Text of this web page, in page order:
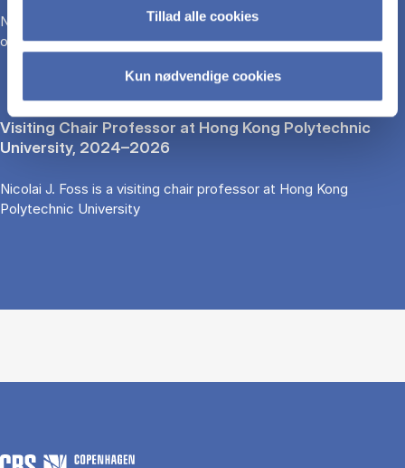
Tillad alle cookies
Kun nødvendige cookies
Nicolai J. Foss teaches Ph.D. courses at the Norwegian School
of Economics
Visiting Chair Professor at Hong Kong Polytechnic
University, 2024–2026
Nicolai J. Foss is a visiting chair professor at Hong Kong
Polytechnic University